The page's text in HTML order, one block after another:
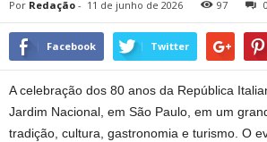
Por Redação - 11 de junho de 2026 97 0
Facebook Twitter
A celebração dos 80 anos da República
Jardim Nacional, em São Paulo, em um
tradição, cultura, gastronomia e turismo. O